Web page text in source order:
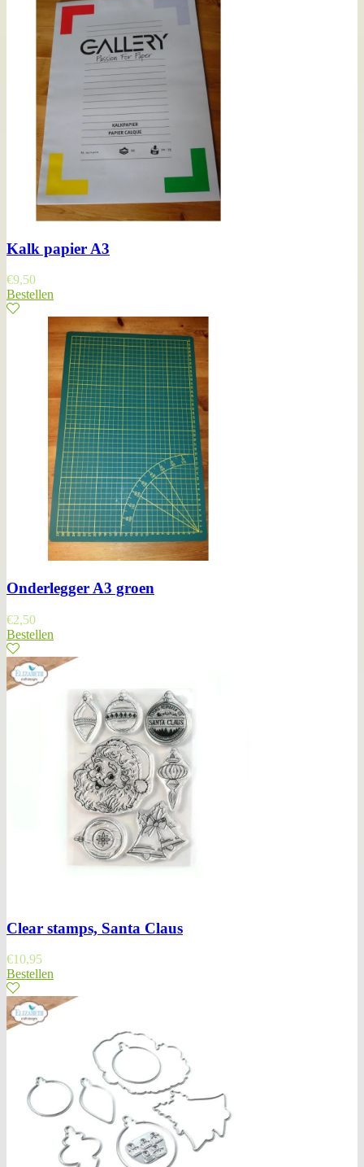
Kalk papier A3
€9,50
Bestellen
Onderlegger A3 groen
€2,50
Bestellen
Clear stamps, Santa Claus
€10,95
Bestellen